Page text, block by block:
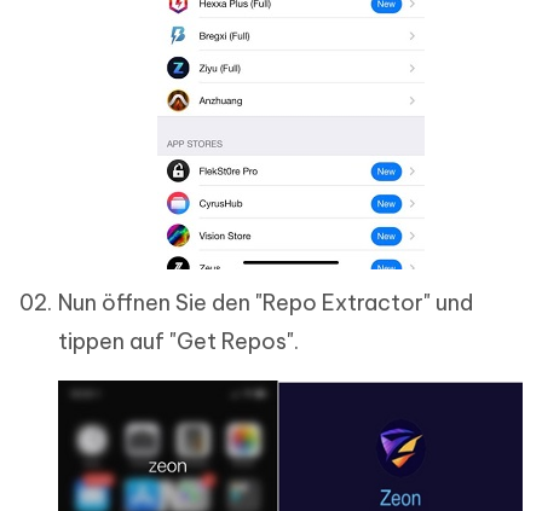
Nun öffnen Sie den "Repo Extractor" und
tippen auf "Get Repos".